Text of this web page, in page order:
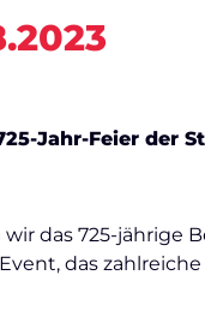
Jahr-Feier der
das 725-jährige
das